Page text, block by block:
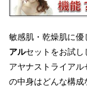
敏感肌・乾燥肌に
アルセットをお試し
アヤナストライア
の中身はどんな構成